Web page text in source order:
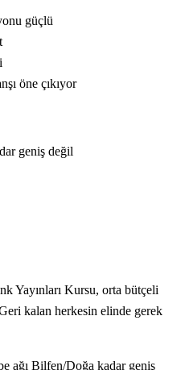
güçlü
öne çıkıyor
geniş değil
Yayınları Kursu, orta bütçeli
kalan herkesin elinde gerek
ağı Bilfen/Doğa kadar geniş